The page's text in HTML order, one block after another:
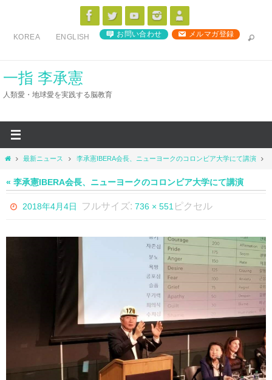
ス
KOREA ENGLISH お問い合わせ メルマガ登録
一指 李承憲
人類愛・地球愛を実践する脳教育
ホ
ム
最新ニュース 李承憲IBERA会長、ニューヨークのコロンビア大学にて講演
« 李承憲IBERA会長、ニューヨークのコロンビア大学にて講演
2018年4月4日 フルサイズ:736 × 551 ピクセル